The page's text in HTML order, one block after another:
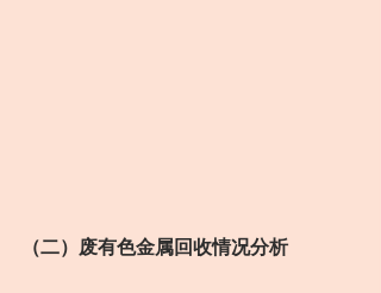
（二）废有色金属回收情况分析